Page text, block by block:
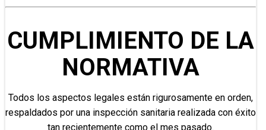
CUMPLIMIENTO DE LA
NORMATIVA
Todos los aspectos legales están rigurosamente en orden,
respaldados por una inspección sanitaria realizada con éxito
tan recientemente como el mes pasado.